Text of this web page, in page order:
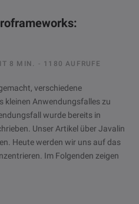
8 MIN. 1180 AUFRUFE
verschiedene
kleinen Anwendungsfalles zu
wurde bereits in
Unser Artikel über Javalin
Heute werden wir uns auf das
Im Folgenden zeigen